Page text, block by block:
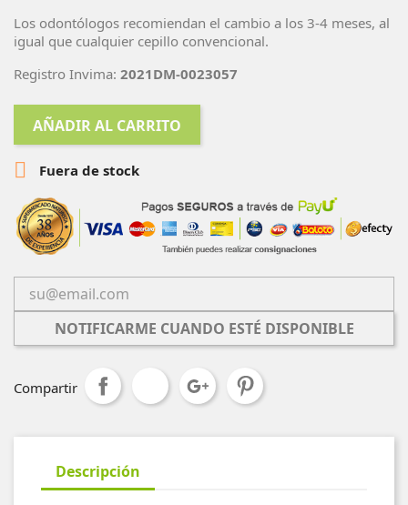
Los odontólogos recomiendan el cambio a los 3-4 meses, al
igual que cualquier cepillo convencional.
Registro Invima: 2021DM-0023057
AÑADIR AL CARRITO
 Fuera de stock
NOTIFICARME CUANDO ESTÉ DISPONIBLE
Compartir
Descripción